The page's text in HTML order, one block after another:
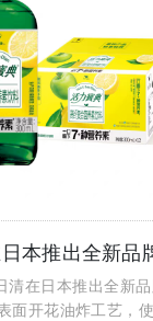
本推出全新品
清在日本推出全新
面开花油炸工艺，